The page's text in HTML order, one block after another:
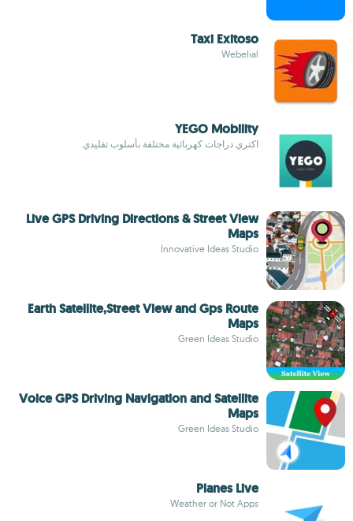
Taxi Exitoso
Webelial
YEGO Mobility
اكتري دراجات كهربائية مختلفة بأسلوب تقليدي
Live GPS Driving Directions & Street View
Maps
Innovative Ideas Studio
Earth Satellite,Street View and Gps Route
Maps
Green Ideas Studio
Voice GPS Driving Navigation and Satellite
Maps
Green Ideas Studio
Planes Live
Weather or Not Apps